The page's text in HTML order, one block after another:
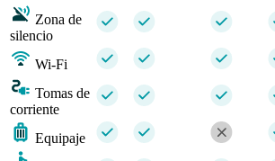
Zona de
silencio
Wi-Fi
Tomas de
corriente
Equipaje